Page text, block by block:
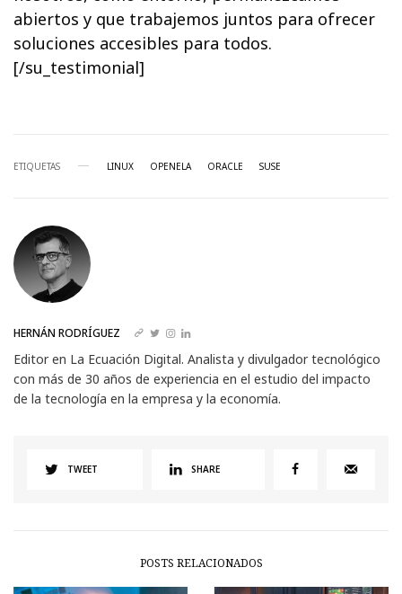
abiertos y que trabajemos juntos para ofrecer
soluciones accesibles para todos.
[/su_testimonial]
ETIQUETAS LINUX OPENELA ORACLE SUSE
HERNÁN RODRÍGUEZ
Editor en La Ecuación Digital. Analista y divulgador tecnológico
con más de 30 años de experiencia en el estudio del impacto
de la tecnología en la empresa y la economía.
TWEET SHARE
POSTS RELACIONADOS